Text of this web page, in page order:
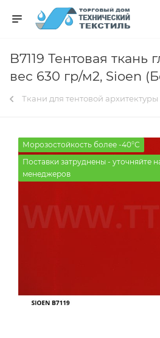
B7119 Тентовая ткань
вес 630 гр/м2, Sioen
Ткани для тентовой архитектуры
Морозостойкость более -40°С
Поставки затруднены - уточняйте
менеджеров